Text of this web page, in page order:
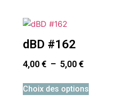
dBD #162
4,00€ – 5,00€
Choix des options